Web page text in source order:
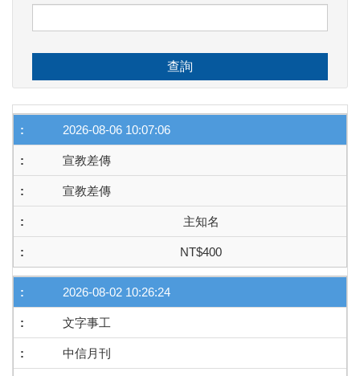
查詢
2026-08-06 10:07:06
宣教差傳
宣教差傳
主知名
NT$400
2026-08-02 10:26:24
文字事工
中信月刊